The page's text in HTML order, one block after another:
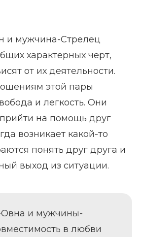
и мужчина-Стрелец
характерных черт,
от их деятельности.
этой пары
и легкость. Они
на помощь друг
возникает какой-то
понять друг друга и
выход из ситуации.
и мужчины-
в любви